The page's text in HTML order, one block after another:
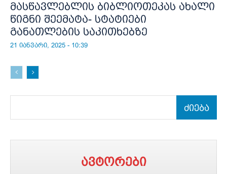
მასწავლებლის ბიბლიოთეკას ახალი
წიგნი შეემატა- სტატიები
განათლების საკითხებზე
21 იანვარი, 2025 - 10:39
ძიება
ავტორები